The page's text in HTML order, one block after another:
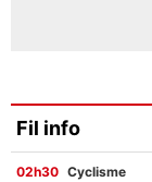
Fil info
02h30 Cyclisme